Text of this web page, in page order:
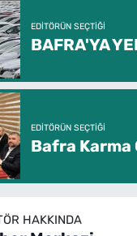
EDITÖRÜN SEÇTIĞI
BAFRA'YA
EDITÖRÜN SEÇTIĞI
Bafra Karma
HAKKINDA